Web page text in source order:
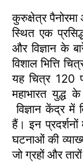
कुरुक्षेत्र
स्थित एक
और विज्ञान के
विशाल भित्ति
यह चित्र 120
महाभारत युद्ध
विज्ञान केंद्र में
हैं। इन
घटनाओं की
जो ग्रहों और